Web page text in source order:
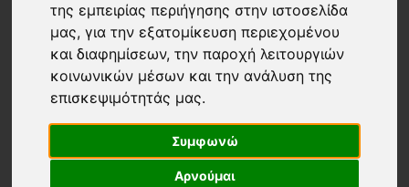
της εμπειρίας περιήγησης στην ιστοσελίδα
μας, για την εξατομίκευση περιεχομένου
και διαφημίσεων, την παροχή λειτουργιών
κοινωνικών μέσων και την ανάλυση της
επισκεψιμότητάς μας.
Συμφωνώ
Αρνούμαι